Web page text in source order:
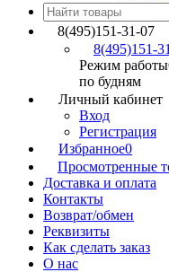
8(495)151-31-07
8(495)151-
Режим работы
по будням
Личный кабинет
Вход
Регистрация
Избранное0
Просмотренные
Доставка и оплата
Контакты
Возврат/обмен
Реквизиты
Как сделать заказ
О нас